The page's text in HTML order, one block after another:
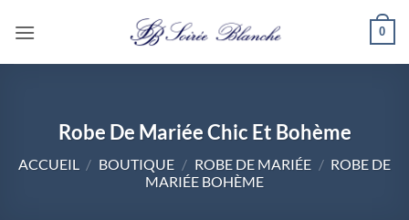
0
Robe De Mariée Chic Et Bohème
ACCUEIL / BOUTIQUE / ROBE DE MARIÉE / ROBE DE
MARIÉE BOHÈME